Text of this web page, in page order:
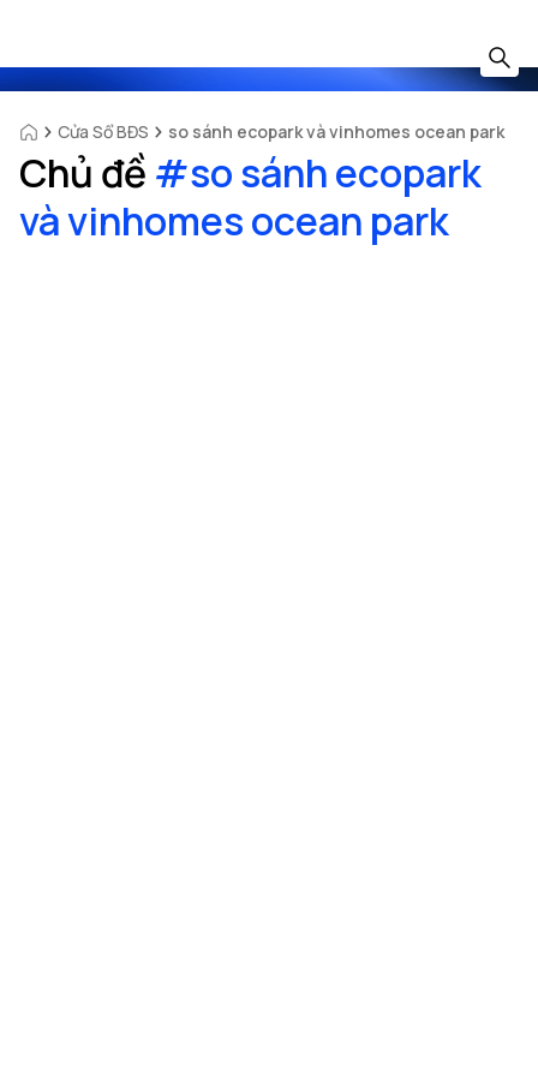
Cửa Sổ BĐS so sánh ecopark và vinhomes ocean park
Chủ đề #so sánh ecopark
và vinhomes ocean park